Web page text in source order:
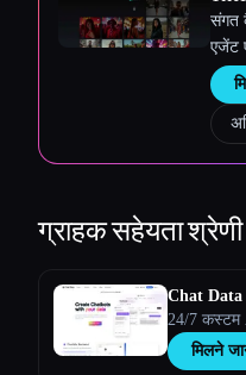
संगत
एजेंट
ग्राहक सहेयता
Chat Data
24/7 कस्टम
मिलने